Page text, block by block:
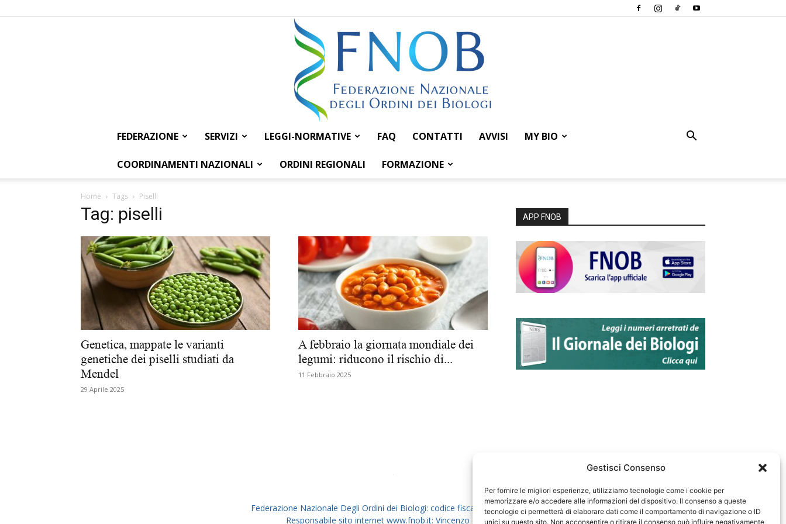
Gestisci Consenso
Per fornire le migliori esperienze, utilizziamo tecnologie come i cookie per
memorizzare e/o accedere alle informazioni del dispositivo. Il consenso a queste
tecnologie ci permetterà di elaborare dati come il comportamento di navigazione o ID
unici su questo sito. Non acconsentire o ritirare il consenso può influire negativamente
Federazione
Nazionale
degli
FEDERAZIONE SERVIZI LEGGI-NORMATIVE FAQ CONTATTI AVVISI MY BIO
COORDINAMENTI NAZIONALI ORDINI REGIONALI FORMAZIONE
Home Tags Piselli
Tag: piselli
Genetica, mappate le varianti
genetiche dei piselli studiati da
Mendel
29 Aprile 2025
A febbraio la giornata mondiale dei
legumi: riducono il rischio di...
11 Febbraio 2025
APP FNOB
Federazione Nazionale Degli Ordini dei Biologi: codice fiscale 80069130583
Responsabile sito internet www.fnob.it: Vincenzo D'Anna